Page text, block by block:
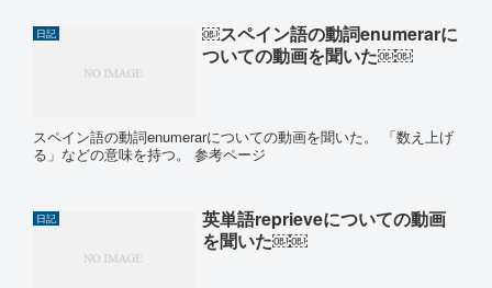
日記
￼スペイン語の動詞enumerarに
ついての動画を聞いた￼￼
スペイン語の動詞enumerarについての動画を聞いた。 「数え上げ
る」などの意味を持つ。 参考ページ
日記
英単語reprieveについての動画
を聞いた￼￼